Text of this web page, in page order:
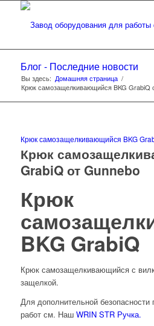
Блог - Последние новости
Вы здесь: Домашняя страница /
Крюк самозащелкивающийся BKG GrabiQ
Крюк самозащелкивающийся BKG
Крюк
GrabiQ от Gunnebo
Крюк
BKG GrabiQ
Крюк самозащелкивающийся с
защелкой.
Для дополнительной
работ см. Наш WRIN STR Ручка.